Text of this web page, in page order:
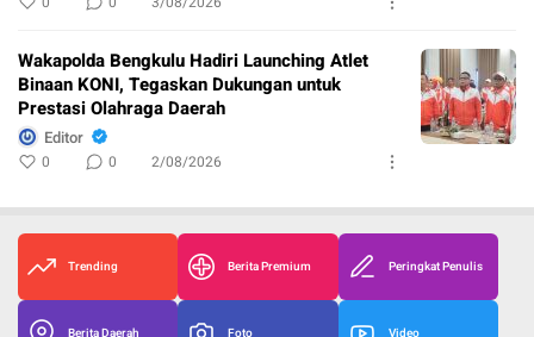
Wakapolda Bengkulu Hadiri Launching Atlet
Binaan KONI, Tegaskan Dukungan untuk
Prestasi Olahraga Daerah
Editor
0 0 2/08/2026
Trending Berita Premium Peringkat Penulis
Berita Daerah Foto Video